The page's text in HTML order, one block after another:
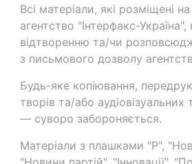
Всі матеріали, які розміщені
агентство "Інтерфакс-
відтворенню та/чи
з письмового дозволу
Будь-яке копіювання,
творів та/або
— суворо забороняється.
Матеріали з плашками "Р",